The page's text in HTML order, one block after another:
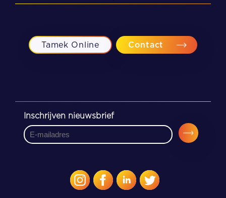
Meppel
Tamek Online Contact
Inschrijven nieuwsbrief